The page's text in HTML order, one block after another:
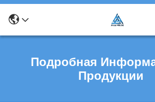
Подробная
Продукции